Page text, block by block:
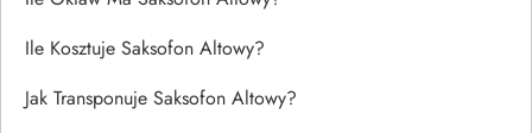
Ile Kosztuje Saksofon Altowy?
Jak Transponuje Saksofon Altowy?